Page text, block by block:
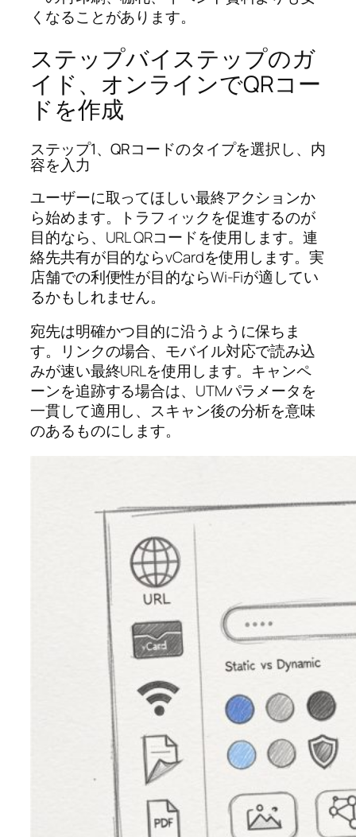
くなることがあります。
ステップバイステップのガ
イド、オンラインでQRコー
ドを作成
ステップ1、QRコードのタイプを選択し、内
容を入力
ユーザーに取ってほしい最終アクションか
ら始めます。トラフィックを促進するのが
目的なら、URL QRコードを使用します。連
絡先共有が目的ならvCardを使用します。実
店舗での利便性が目的ならWi‑Fiが適してい
るかもしれません。
宛先は明確かつ目的に沿うように保ちま
す。リンクの場合、モバイル対応で読み込
みが速い最終URLを使用します。キャンペ
ーンを追跡する場合は、UTMパラメータを
一貫して適用し、スキャン後の分析を意味
のあるものにします。